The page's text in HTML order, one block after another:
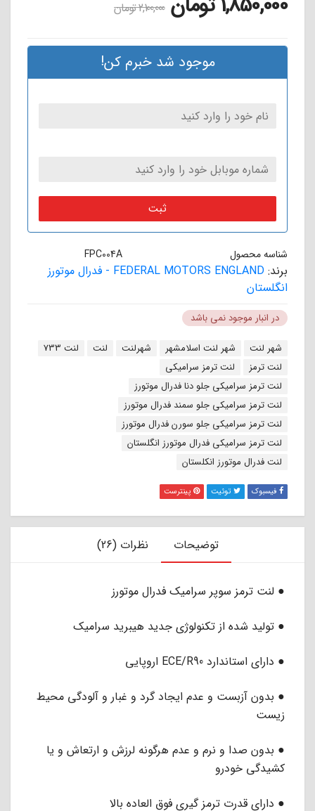
2,100,000تومان
موجود شد خبرم کن!
ثبت
شناسه محصول FPC004A
برند:
FEDERAL MOTORS ENGLAND - فدرال موتورز
انگلستان
در انبار موجود نمی باشد
برچسب:
شهر لنت شهر لنت اسلامشهر شهرلنت لنت
لنت 733
لنت ترمز
لنت ترمز سرامیکی
لنت ترمز سرامیکی جلو دنا فدرال موتورز
لنت ترمز سرامیکی جلو سمند فدرال موتورز
لنت ترمز سرامیکی جلو سورن فدرال موتورز
لنت ترمز سرامیکی فدرال موتورز انگلستان
لنت فدرال موتورز انکلستان
فیسبوک توئیت پینترست
توضیحات نظرات (26)
● لنت ترمز سوپر سرامیک فدرال موتورز
● تولید شده از تکنولوژی جدید هیبرید سرامیک
● دارای استاندارد ECE/R90 اروپایی
● بدون آزبست و عدم ایجاد گرد و غبار و آلودگی محیط
زیست
● بدون صدا و نرم و عدم هرگونه لرزش و ارتعاش و یا
کشیدگی خودرو
● دارای قدرت ترمز گیری فوق العاده بالا